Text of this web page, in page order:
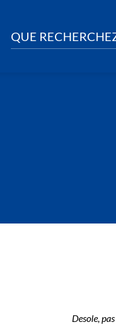
QUE
Desole,